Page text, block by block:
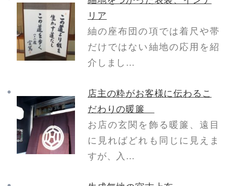
リア
紬の座布団の項では着尺や帯
だけではない紬地の応用を紹
介しまし…
店主の粋がお客様に伝わるこ
だわりの暖簾
お店の玄関を飾る暖簾、遠目
に見ればどれも同じに見えま
すが、入…